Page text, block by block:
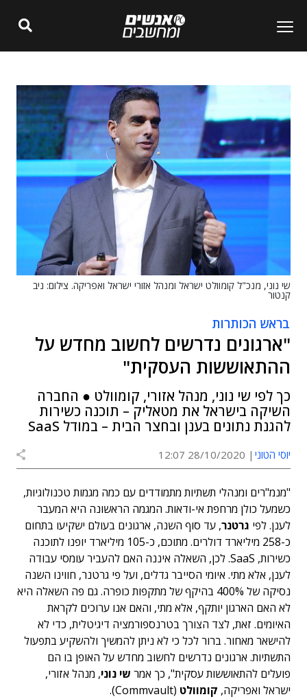
שי נוני, מנכ"ל קומוולט ישראל ומנהל אזורי ישראל ואפריקה. צילום: ניב
קנטור
בראש הכותרות
"ארגונים נדרשים לחשוב מחדש על
ההתאוששות העסקית"
כך לפי שי נוני, מנהל אזורי, קומוולט ● החברה
השיקה בישראל את מטאליק – תוכנה כשירות
להגנת נתונים בענן ובחצר הבית – במודל SaaS
יוסי הטוני 28/10/2020 12:07
"מנמ"רים ומנהלי תשתיות מתמודדים עם כמה מגמות טכנולוגיות,
כשמעל כולן מרחפת אי-ודאות. המגמה הראשונה היא המעבר
לענן. לפי גרטנר, עד סוף השנה, ארגונים בעולם ישקיעו בתחום
כ-258 מיליארד דולרים. מתוכם, כ-105 מיליארד יופנו לתוכנה
כשירות, SaaS. לכן, השאלה איננה האם להעביר עומסי עבודה
לענן, אלא מתי. איומי הסייבר גדלים, ועל פי גרטנר, חווינו השנה
נסיקה של 400% בהיקף של מתקפות כופרה. גם פה השאלה היא
לא האם הארגון יותקף, אלא מתי, והאם אנו ערוכים לקראת
האיומים. זאת, לצד הצורך בטרנספורמציה דיגיטלית, כדי לא
להישאר מאחור. ברור לכל כי לא ניתן להמשיך ולהשקיע בתפעול
התשתיות. ארגונים נדרשים לחשוב מחדש על האופן בו הם
פועלים להתאוששות עסקית", כך אמר שי נוני, מנהל אזורי,
ישראל ואפריקה, קומוולט (Commvault).